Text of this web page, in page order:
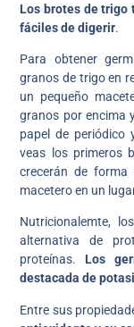
Los brotes de trigo
fáciles de digerir.
Para obtener
granos de trigo en
un pequeño
granos por encima
papel de periódico
veas los primeros
crecerán de forma
macetero en un
Nutricionalemte,
alternativa de
proteínas. Los
destacada de
Entre sus